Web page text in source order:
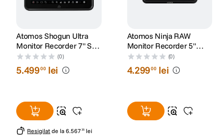
Atomos Shogun Ultra
Monitor Recorder 7" SDI
HDMI 8K
(0)
5.49900 lei
Resigilat de la 6.567 35 lei
Atomos Ninja RAW
Monitor Recorder 5"
ProRes RAW HDMI
(0)
4.29900 lei